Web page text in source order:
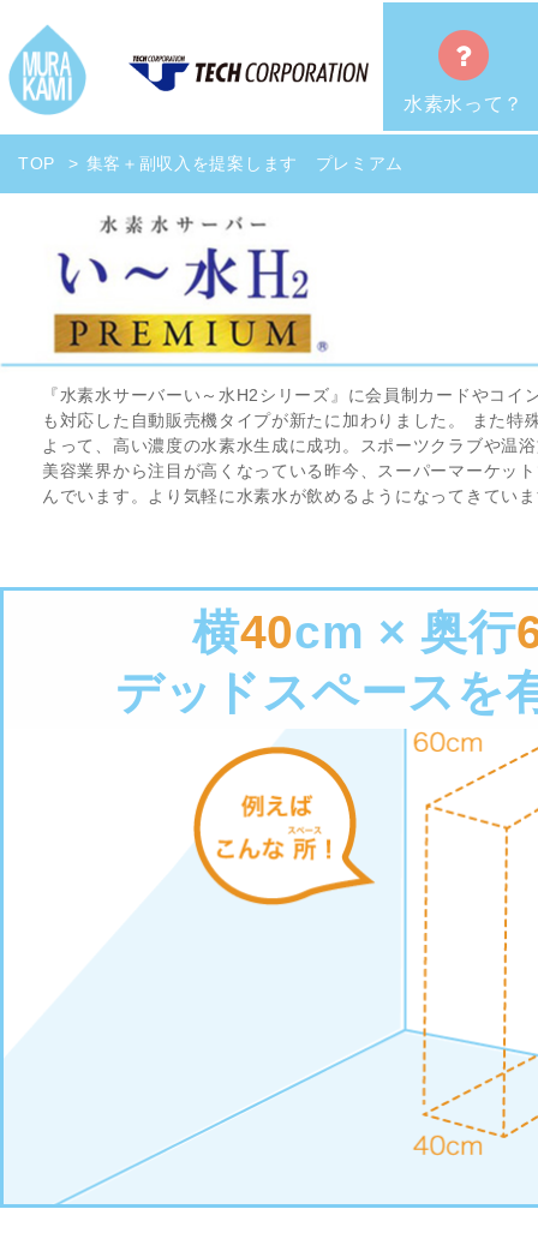
水素水って？
TOP 集客＋副収入を提案します プレミアム
『水素水サーバーい～水H2シリーズ』に会員制カードやコイ
も対応した自動販売機タイプが新たに加わりました。 また特
よって、高い濃度の水素水生成に成功。スポーツクラブや温
美容業界から注目が高くなっている昨今、スーパーマーケッ
んでいます。より気軽に水素水が飲めるようになってきてい
横40cm × 奥行
デッドスペースを